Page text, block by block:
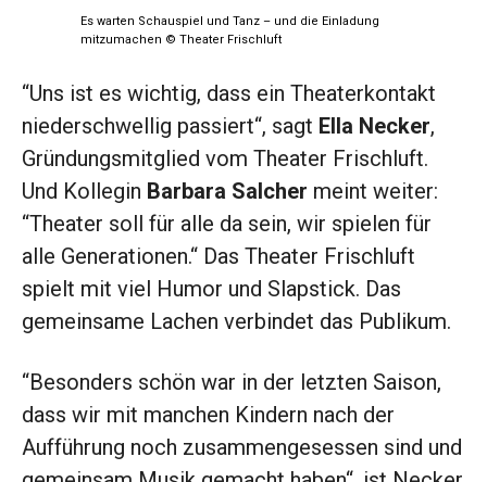
Es warten Schauspiel und Tanz – und die Einladung
mitzumachen © Theater Frischluft
“Uns ist es wichtig, dass ein Theaterkontakt
niederschwellig passiert“, sagt Ella Necker,
Gründungsmitglied vom Theater Frischluft.
Und Kollegin Barbara Salcher meint weiter:
“Theater soll für alle da sein, wir spielen für
alle Generationen.“ Das Theater Frischluft
spielt mit viel Humor und Slapstick. Das
gemeinsame Lachen verbindet das Publikum.
“Besonders schön war in der letzten Saison,
dass wir mit manchen Kindern nach der
Aufführung noch zusammengesessen sind und